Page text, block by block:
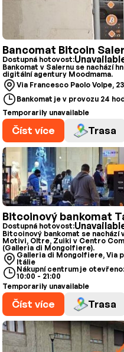
Bancomat Bitcoin
Dostupná hotovost:
Bankomat v Salernu se nachází
digitální agentury Moodmama.
Via Francesco Paolo Volpe,
Bankomat je v provozu 24
Temporarily unavailable
Číst více Trasa
Bitcoinový bankomat
Dostupná hotovost:
Bitcoinový bankomat se nachází
Motivi, Oltre, Zuiki v Centro
(Galleria di Mongolfiere).
Galleria di Mongolfiere, Via
Itálie
Nákupní centrum je
10:00 - 21:00
Temporarily unavailable
Číst více Trasa